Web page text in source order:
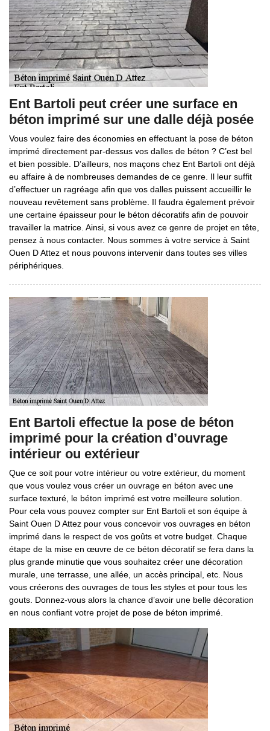
Ent Bartoli peut créer une surface en
béton imprimé sur une dalle déjà posée
Vous voulez faire des économies en effectuant la pose de béton
imprimé directement par-dessus vos dalles de béton ? C’est bel
et bien possible. D’ailleurs, nos maçons chez Ent Bartoli ont déjà
eu affaire à de nombreuses demandes de ce genre. Il leur suffit
d’effectuer un ragréage afin que vos dalles puissent accueillir le
nouveau revêtement sans problème. Il faudra également prévoir
une certaine épaisseur pour le béton décoratifs afin de pouvoir
travailler la matrice. Ainsi, si vous avez ce genre de projet en tête,
pensez à nous contacter. Nous sommes à votre service à Saint
Ouen D Attez et nous pouvons intervenir dans toutes ses villes
périphériques.
Ent Bartoli effectue la pose de béton
imprimé pour la création d’ouvrage
intérieur ou extérieur
Que ce soit pour votre intérieur ou votre extérieur, du moment
que vous voulez vous créer un ouvrage en béton avec une
surface texturé, le béton imprimé est votre meilleure solution.
Pour cela vous pouvez compter sur Ent Bartoli et son équipe à
Saint Ouen D Attez pour vous concevoir vos ouvrages en béton
imprimé dans le respect de vos goûts et votre budget. Chaque
étape de la mise en œuvre de ce béton décoratif se fera dans la
plus grande minutie que vous souhaitez créer une décoration
murale, une terrasse, une allée, un accès principal, etc. Nous
vous créerons des ouvrages de tous les styles et pour tous les
gouts. Donnez-vous alors la chance d’avoir une belle décoration
en nous confiant votre projet de pose de béton imprimé.